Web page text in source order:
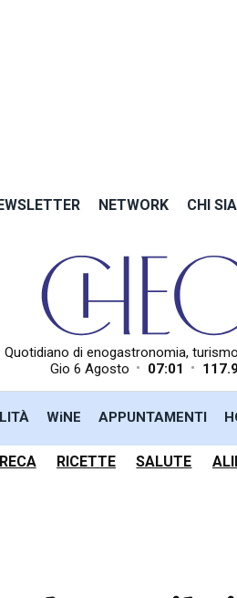
NETWORK CHI
Quotidiano di enogastronomia,
Gio 6 Agosto • 07:01 •
WiNE APPUNTAMENTI
RICETTE SALUTE